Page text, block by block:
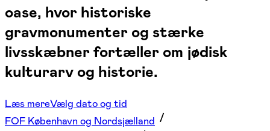
oase, hvor historiske
gravmonumenter og stærke
livsskæbner fortæller om jødisk
kulturarv og historie.
Læs mereVælg dato og tid
FOF København og Nordsjælland